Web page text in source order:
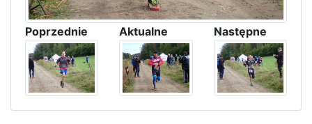
Poprzednie Aktualne Następne